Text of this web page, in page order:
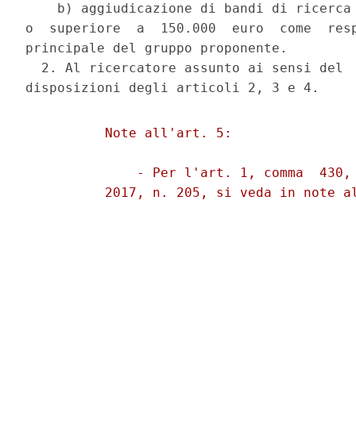
b) aggiudicazione di bandi di
o  superiore  a  150.000  euro  come
principale del gruppo proponente.
2. Al ricercatore assunto ai sensi del
          Note all'art. 5:
- Per l'art. 1, comma